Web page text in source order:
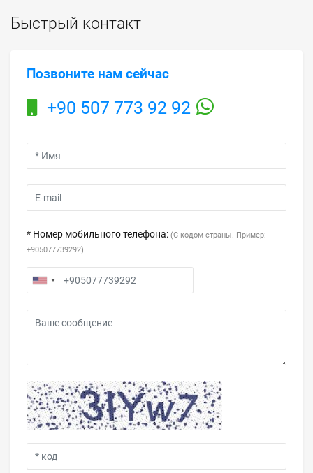
Быстрый контакт
Позвоните нам сейчас
+90 507 773 92 92
* Номер мобильного телефона: (С кодом страны. Пример:
+905077739292)